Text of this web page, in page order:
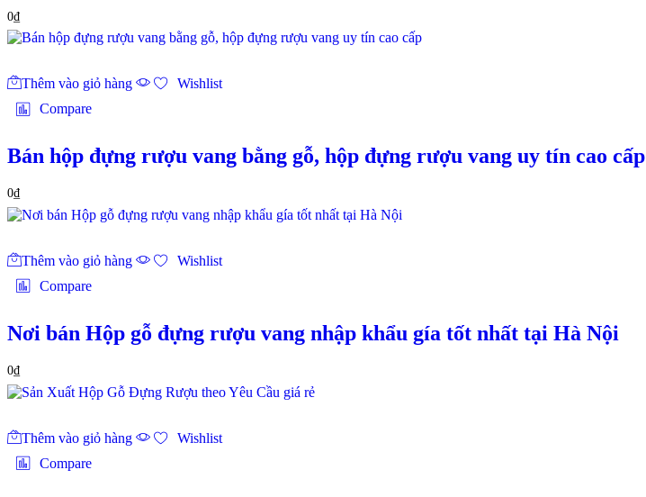
0₫
Thêm vào giỏ hàng
Wishlist
Compare
Bán hộp đựng rượu vang bằng gỗ, hộp đựng rượu vang uy tín cao cấp
0₫
Thêm vào giỏ hàng
Wishlist
Compare
Nơi bán Hộp gỗ đựng rượu vang nhập khẩu gía tốt nhất tại Hà Nội
0₫
Thêm vào giỏ hàng
Wishlist
Compare